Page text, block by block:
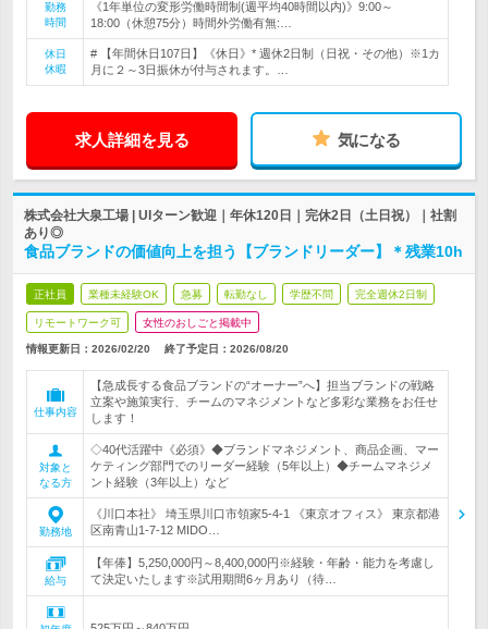
勤務
時間
《1年単位の変形労働時間制(週平均40時間以内)》9:00～
18:00（休憩75分）時間外労働有無:…
休日
休暇
# 【年間休日107日】《休日》* 週休2日制（日祝・その他）※1カ
月に２～3日振休が付与されます。…
求人詳細を見る 気になる
株式会社大泉工場 | UIターン歓迎｜年休120日｜完休2日（土日祝）｜社割
あり◎
食品ブランドの価値向上を担う【ブランドリーダー】＊残業10h
正社員 業種未経験OK 急募 転勤なし 学歴不問 完全週休2日制
リモートワーク可 女性のおしごと掲載中
情報更新日：2026/02/20 終了予定日： 2026/08/20
仕事内容
【急成長する食品ブランドの“オーナー”へ】担当ブランドの戦略
立案や施策実行、チームのマネジメントなど多彩な業務をお任せ
します！
対象と
なる方
◇40代活躍中《必須》◆ブランドマネジメント、商品企画、マー
ケティング部門でのリーダー経験（5年以上）◆チームマネジメ
ント経験（3年以上）など
勤務地
《川口本社》 埼玉県川口市領家5-4-1 《東京オフィス》 東京都港
区南青山1-7-12 MIDO…
給与
【年俸】5,250,000円～8,400,000円※経験・年齢・能力を考慮し
て決定いたします※試用期間6ヶ月あり（待…